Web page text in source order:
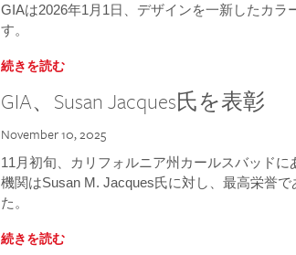
GIAは2026年1月1日、デザインを一新したカ
す。
続きを読む
GIA、Susan Jacques氏を表彰
November 10, 2025
11月初旬、カリフォルニア州カールスバッド
機関はSusan M. Jacques氏に対し、最高栄誉
た。
続きを読む